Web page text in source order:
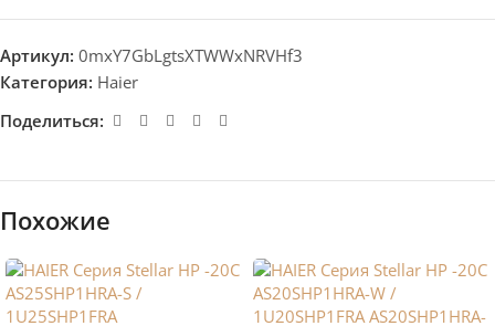
Артикул: 0mxY7GbLgtsXTWWxNRVHf3
Категория: Haier
Поделиться:
Похожие